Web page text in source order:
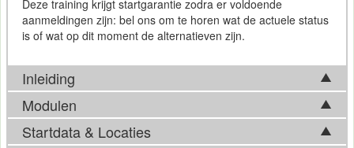
Deze training krijgt startgarantie zodra er voldoende
aanmeldingen zijn: bel ons om te horen wat de actuele status
is of wat op dit moment de alternatieven zijn.
Inleiding
In deze training leer je hoe moderne AI werkt en hoe je AI
verantwoord inzet binnen werk, teams en organisaties. Je
krijgt inzicht in verschillende vormen van AI, vanMachine
Modulen
Tijdens de TrainingKunstmatige Intelligentie
komen in basis
Startdata & Locaties